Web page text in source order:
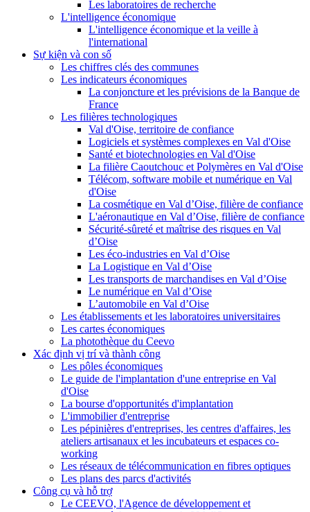
Les laboratoires de recherche
L'intelligence économique
L'intelligence économique et la veille à
l'international
Sự kiện và con số
Les chiffres clés des communes
Les indicateurs économiques
La conjoncture et les prévisions de la Banque de
France
Les filières technologiques
Val d'Oise, territoire de confiance
Logiciels et systèmes complexes en Val d'Oise
Santé et biotechnologies en Val d'Oise
La filière Caoutchouc et Polymères en Val d'Oise
Télécom, software mobile et numérique en Val
d'Oise
La cosmétique en Val d’Oise, filière de confiance
L'aéronautique en Val d’Oise, filière de confiance
Sécurité-sûreté et maîtrise des risques en Val
d’Oise
Les éco-industries en Val d’Oise
La Logistique en Val d’Oise
Les transports de marchandises en Val d’Oise
Le numérique en Val d’Oise
L’automobile en Val d’Oise
Les établissements et les laboratoires universitaires
Les cartes économiques
La photothèque du Ceevo
Xác định vị trí và thành công
Les pôles économiques
Le guide de l'implantation d'une entreprise en Val
d'Oise
La bourse d'opportunités d'implantation
L'immobilier d'entreprise
Les pépinières d'entreprises, les centres d'affaires, les
ateliers artisanaux et les incubateurs et espaces co-
working
Les réseaux de télécommunication en fibres optiques
Les plans des parcs d'activités
Công cụ và hỗ trợ
Le CEEVO, l'Agence de développement et